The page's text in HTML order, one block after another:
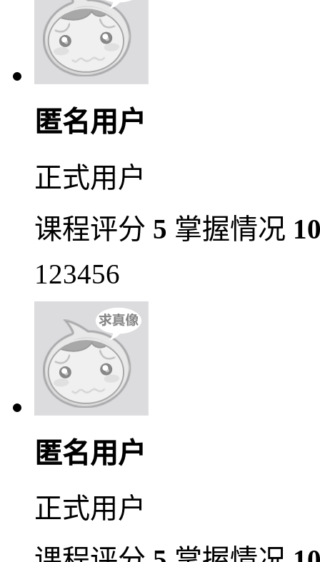
匿名用户
正式用户
课程评分 5 掌握情况
123456
匿名用户
正式用户